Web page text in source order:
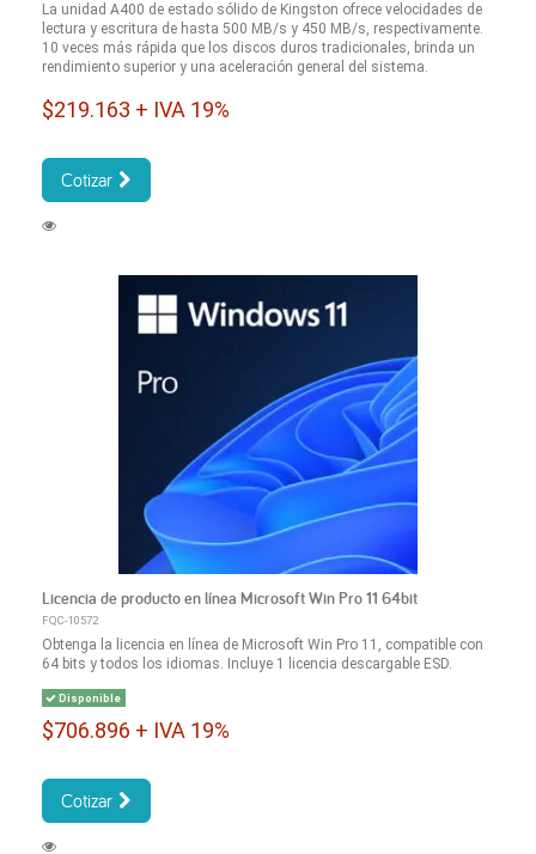
La unidad A400 de estado sólido de Kingston ofrece velocidades de
lectura y escritura de hasta 500 MB/s y 450 MB/s, respectivamente.
10 veces más rápida que los discos duros tradicionales, brinda un
rendimiento superior y una aceleración general del sistema.
$219.163 + IVA 19%
Cotizar
Licencia de producto en línea Microsoft Win Pro 11 64bit
FQC-10572
Obtenga la licencia en línea de Microsoft Win Pro 11, compatible con
64 bits y todos los idiomas. Incluye 1 licencia descargable ESD.
Disponible
$706.896 + IVA 19%
Cotizar